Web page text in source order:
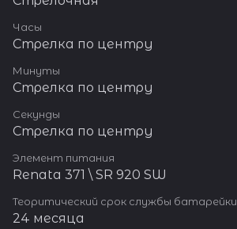
Часы
Стрелка по центру
Минуты
Стрелка по центру
Секунды
Стрелка по центру
Элемент питания
Renata 371 \ SR 920 SW
Теоритический срок службы батарейки
24 месяца